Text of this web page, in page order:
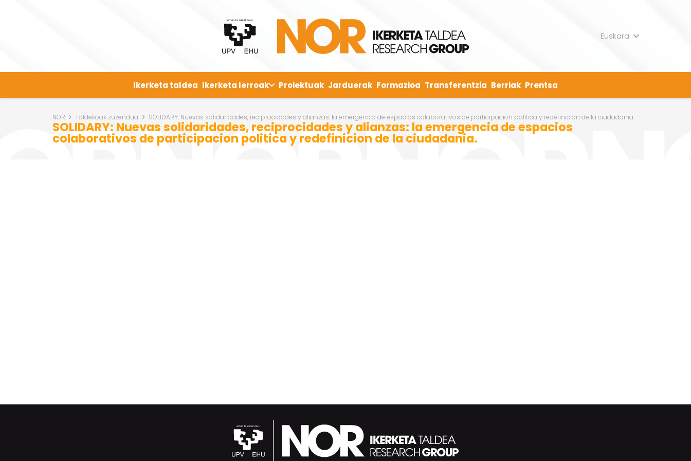
Euskara
Ikerketa taldea Ikerketa lerroak Proiektuak Jarduerak Formazioa Transferentzia Berriak Prentsa
NOR Taldekoak zuzendua SOLIDARY: Nuevas solidaridades, reciprocidades y alianzas: la emergencia de espacios colaborativos de participacion politica y redefinicion de la ciudadania.
SOLIDARY: Nuevas solidaridades, reciprocidades y alianzas: la emergencia de espacios
colaborativos de participacion politica y redefinicion de la ciudadania.